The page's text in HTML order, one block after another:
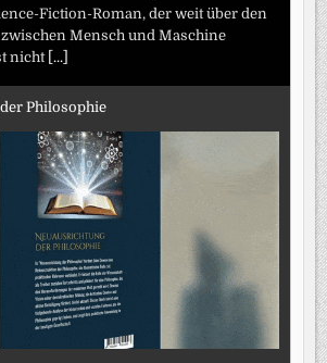
Fiction-Roman, der weit über den
Mensch und Maschine
nicht [...]
Philosophie